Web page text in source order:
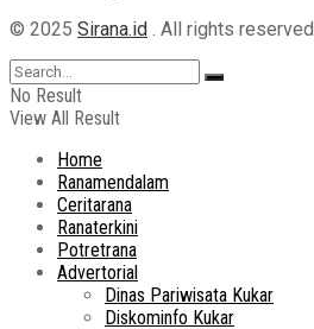
© 2025 Sirana.id . All rights reserved
No Result
View All Result
Home
Ranamendalam
Ceritarana
Ranaterkini
Potretrana
Advertorial
Dinas Pariwisata Kukar
Diskominfo Kukar